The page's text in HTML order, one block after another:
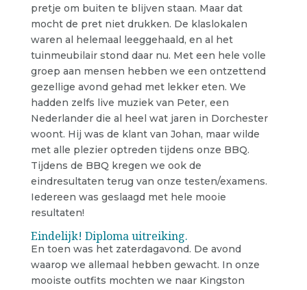
pretje om buiten te blijven staan. Maar dat
mocht de pret niet drukken. De klaslokalen
waren al helemaal leeggehaald, en al het
tuinmeubilair stond daar nu. Met een hele volle
groep aan mensen hebben we een ontzettend
gezellige avond gehad met lekker eten. We
hadden zelfs live muziek van Peter, een
Nederlander die al heel wat jaren in Dorchester
woont. Hij was de klant van Johan, maar wilde
met alle plezier optreden tijdens onze BBQ.
Tijdens de BBQ kregen we ook de
eindresultaten terug van onze testen/examens.
Iedereen was geslaagd met hele mooie
resultaten!
Eindelijk! Diploma uitreiking.
En toen was het zaterdagavond. De avond
waarop we allemaal hebben gewacht. In onze
mooiste outfits mochten we naar Kingston